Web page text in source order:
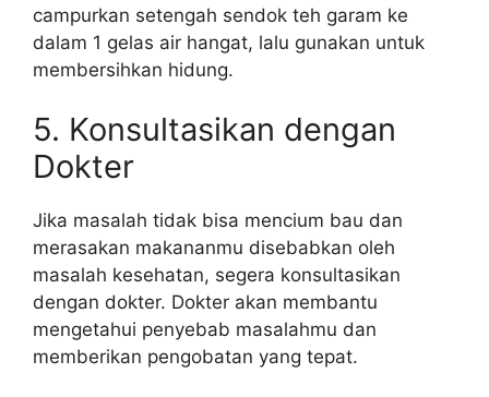
campurkan setengah sendok teh garam ke
dalam 1 gelas air hangat, lalu gunakan untuk
membersihkan hidung.
5. Konsultasikan dengan
Dokter
Jika masalah tidak bisa mencium bau dan
merasakan makananmu disebabkan oleh
masalah kesehatan, segera konsultasikan
dengan dokter. Dokter akan membantu
mengetahui penyebab masalahmu dan
memberikan pengobatan yang tepat.